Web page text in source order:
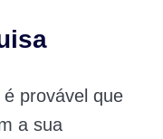
provável que
a sua